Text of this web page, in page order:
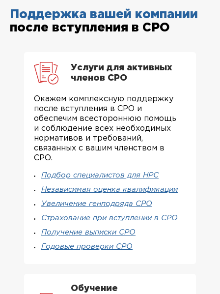
Поддержка вашей компании
после вступления в СРО
Услуги для активных
членов СРО
Окажем комплексную поддержку
после вступления в СРО и
обеспечим всестороннюю помощь
и соблюдение всех необходимых
нормативов и требований,
связанных с вашим членством в
СРО.
Подбор специалистов для НРС
Независимая оценка квалификации
Увеличение генподряда СРО
Страхование при вступлении в СРО
Получение выписки СРО
Годовые проверки СРО
Обучение